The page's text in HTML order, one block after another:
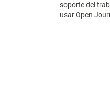
soporte del
usar Open